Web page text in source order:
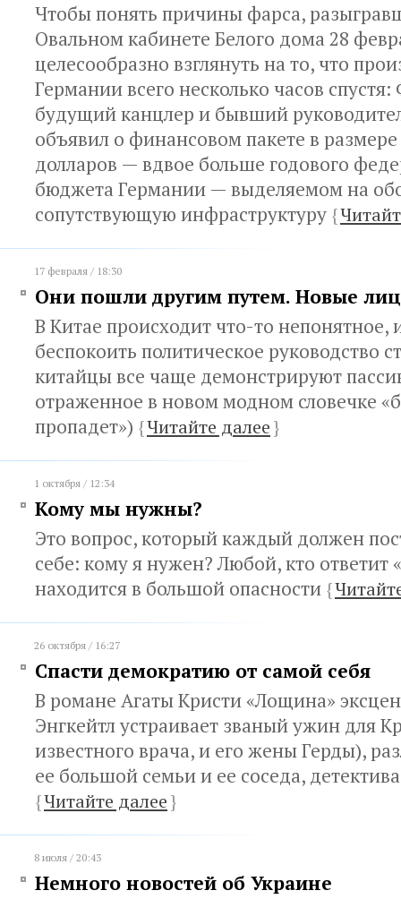
Чтобы понять причины фарса,
Овальном кабинете Белого дома 28
целесообразно взглянуть на то, что
Германии всего несколько часов
будущий канцлер и бывший
объявил о финансовом пакете в
долларов — вдвое больше годового
бюджета Германии — выделяемом на
сопутствующую инфраструктуру {
17 февраля / 18:30
Они пошли другим путем. Новые
В Китае происходит что-то непонятное,
беспокоить политическое руководство
китайцы все чаще демонстрируют
отраженное в новом модном словечке
пропадет») {Читайте далее}
1 октября / 12:34
Кому мы нужны?
Это вопрос, который каждый должен
себе: кому я нужен? Любой, кто ответит
находится в большой опасности {
26 октября / 16:27
Спасти демократию от самой себя
В романе Агаты Кристи «Лощина»
Энгкейтл устраивает званый ужин для
известного врача, и его жены Герды),
ее большой семьи и ее соседа,
{Читайте далее}
8 июля / 20:43
Немного новостей об Украине